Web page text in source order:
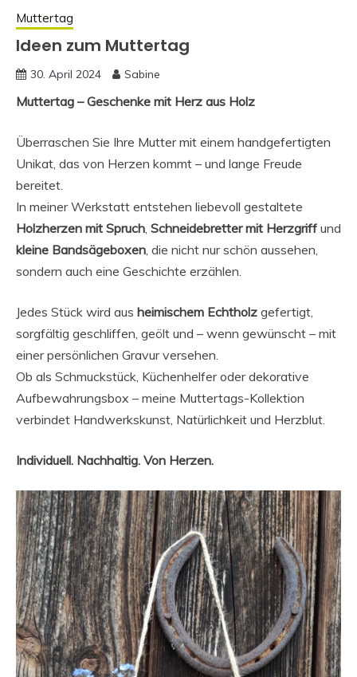
Muttertag
Ideen zum Muttertag
30. April 2024 Sabine
Muttertag – Geschenke mit Herz aus Holz
Überraschen Sie Ihre Mutter mit einem handgefertigten
Unikat, das von Herzen kommt – und lange Freude
bereitet.
In meiner Werkstatt entstehen liebevoll gestaltete
Holzherzen mit Spruch Schneidebretter mit Herzgriff und
kleine Bandsägeboxen , die nicht nur schön aussehen,
sondern auch eine Geschichte erzählen.
Jedes Stück wird aus heimischem Echtholz gefertigt,
sorgfältig geschliffen, geölt und – wenn gewünscht – mit
einer persönlichen Gravur versehen.
Ob als Schmuckstück, Küchenhelfer oder dekorative
Aufbewahrungsbox – meine Muttertags-Kollektion
verbindet Handwerkskunst, Natürlichkeit und Herzblut.
Individuell. Nachhaltig. Von Herzen.